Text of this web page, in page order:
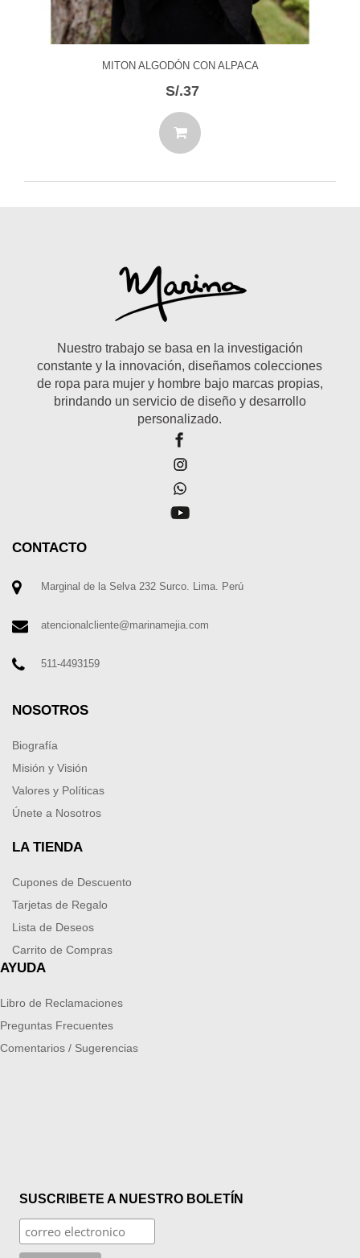
MITON ALGODÓN CON ALPACA
S/.37
Nuestro trabajo se basa en la investigación
constante y la innovación, diseñamos colecciones
de ropa para mujer y hombre bajo marcas propias,
brindando un servicio de diseño y desarrollo
personalizado.
CONTACTO
Marginal de la Selva 232 Surco. Lima. Perú
atencionalcliente@marinamejia.com
511-4493159
NOSOTROS
Biografía
Misión y Visión
Valores y Políticas
Únete a Nosotros
LA TIENDA
Cupones de Descuento
Tarjetas de Regalo
Lista de Deseos
Carrito de Compras
AYUDA
Libro de Reclamaciones
Preguntas Frecuentes
Comentarios / Sugerencias
SUSCRIBETE A NUESTRO BOLETÍN